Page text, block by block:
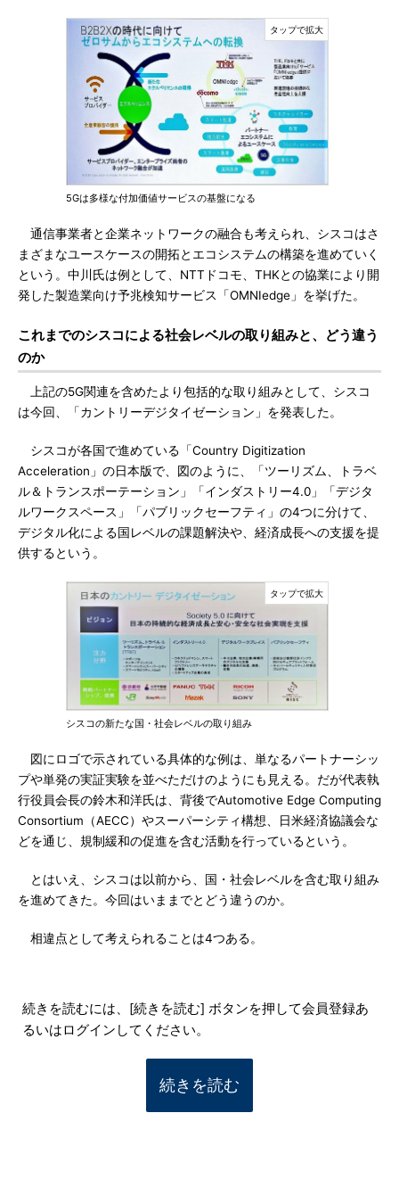
5Gは多様な付加価値サービスの基盤になる
通信事業者と企業ネットワークの融合も考えられ、シスコはさ
まざまなユースケースの開拓とエコシステムの構築を進めていく
という。中川氏は例として、NTTドコモ、THKとの協業により開
発した製造業向け予兆検知サービス「OMNIedge」を挙げた。
これまでのシスコによる社会レベルの取り組みと、どう違う
のか
上記の5G関連を含めたより包括的な取り組みとして、シスコ
は今回、「カントリーデジタイゼーション」を発表した。
シスコが各国で進めている「Country Digitization
Acceleration」の日本版で、図のように、「ツーリズム、トラベ
ル＆トランスポーテーション」「インダストリー4.0」「デジタ
ルワークスペース」「パブリックセーフティ」の4つに分けて、
デジタル化による国レベルの課題解決や、経済成長への支援を提
供するという。
シスコの新たな国・社会レベルの取り組み
図にロゴで示されている具体的な例は、単なるパートナーシッ
プや単発の実証実験を並べただけのようにも見える。だが代表執
行役員会長の鈴木和洋氏は、背後でAutomotive Edge Computing
Consortium（AECC）やスーパーシティ構想、日米経済協議会な
どを通じ、規制緩和の促進を含む活動を行っているという。
とはいえ、シスコは以前から、国・社会レベルを含む取り組み
を進めてきた。今回はいままでとどう違うのか。
相違点として考えられることは4つある。
続きを読むには、[続きを読む] ボタンを押して会員登録あ
るいはログインしてください。
続きを読む